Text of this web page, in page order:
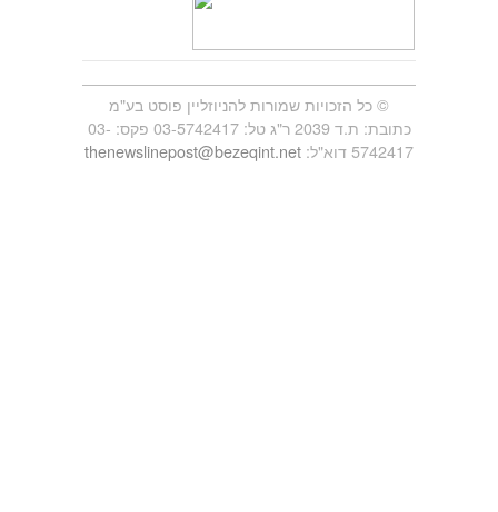
© כל הזכויות שמורות להניוזליין פוסט בע"מ
כתובת: ת.ד 2039 ר"ג טל: 03-5742417 פקס: 03-
5742417 דוא"ל:
thenewslinepost@bezeqint.net